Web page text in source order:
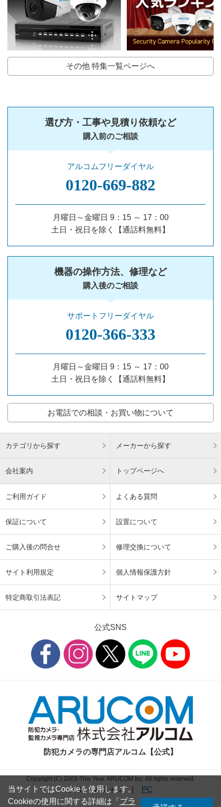
その他 特集一覧ページへ
選び方・工事や見積り依頼など
購入前のご相談
アルコムフリーダイヤル
0120‐669‐882
月曜日～金曜日 9：15 ～ 17：00
土日・祝日を除く【通話料無料】
機器の操作方法、修理など
購入後のご相談
サポートフリーダイヤル
0120‐366‐333
月曜日～金曜日 9：15 ～ 17：00
土日・祝日を除く【通話料無料】
お電話での相談・お買い物について
カテゴリから探す メーカーから探す
会社案内 トップページへ
ご利用ガイド よくある質問
保証について 設置について
ご購入後の問合せ 修理交換について
サイト利用規定 個人情報保護方針
特定商取引法表記 サイトマップ
公式SNS
防犯カメラの専門店アルコム【公式】
Copyright (C) 2003-This Year. ARUCOM Inc. All rights reserved.
スマートフォン| PC
当サイトではCookieを使用します。
Cookieの使用に関する詳細は「 プラ